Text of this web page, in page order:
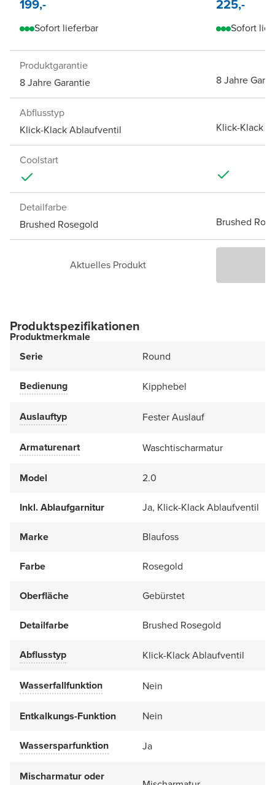
199,-
Sofort lieferbar
225,-
Sofort
Produktgarantie
8 Jahre Garantie
8 Jahre
Abflusstyp
Klick-Klack Ablaufventil
Klick-Klack
Coolstart
Detailfarbe
Brushed Rosegold
Brushed
Aktuelles Produkt
Produktspezifikationen
Produktmerkmale
Serie
Round
Bedienung Kipphebel
Auslauftyp Fester Auslauf
Armaturenart Waschtischarmatur
Model 2.0
Inkl. Ablaufgarnitur Ja, Klick-Klack Ablaufventil
Marke Blaufoss
Farbe Rosegold
Oberfläche Gebürstet
Detailfarbe Brushed Rosegold
Abflusstyp Klick-Klack Ablaufventil
Wasserfallfunktion Nein
Entkalkungs-Funktion Nein
Wassersparfunktion Ja
Mischarmatur oder